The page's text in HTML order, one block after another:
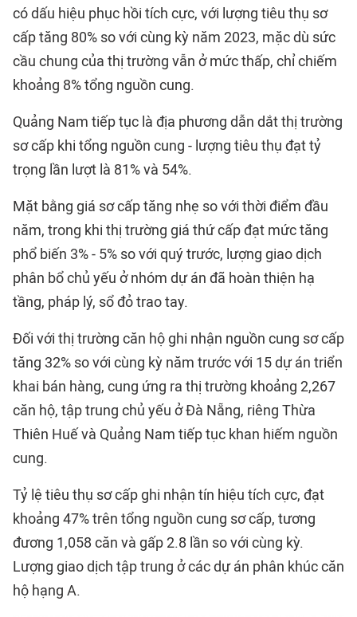
có dấu hiệu phục hồi tích cực, với lượng tiêu thụ sơ
cấp tăng 80% so với cùng kỳ năm 2023, mặc dù sức
cầu chung của thị trường vẫn ở mức thấp, chỉ chiếm
khoảng 8% tổng nguồn cung.
Quảng Nam tiếp tục là địa phương dẫn dắt thị trường
sơ cấp khi tổng nguồn cung - lượng tiêu thụ đạt tỷ
trọng lần lượt là 81% và 54%.
Mặt bằng giá sơ cấp tăng nhẹ so với thời điểm đầu
năm, trong khi thị trường giá thứ cấp đạt mức tăng
phổ biến 3% - 5% so với quý trước, lượng giao dịch
phân bổ chủ yếu ở nhóm dự án đã hoàn thiện hạ
tầng, pháp lý, sổ đỏ trao tay.
Đối với thị trường căn hộ ghi nhận nguồn cung sơ cấp
tăng 32% so với cùng kỳ năm trước với 15 dự án triển
khai bán hàng, cung ứng ra thị trường khoảng 2,267
căn hộ, tập trung chủ yếu ở Đà Nẵng, riêng Thừa
Thiên Huế và Quảng Nam tiếp tục khan hiếm nguồn
cung.
Tỷ lệ tiêu thụ sơ cấp ghi nhận tín hiệu tích cực, đạt
khoảng 47% trên tổng nguồn cung sơ cấp, tương
đương 1,058 căn và gấp 2.8 lần so với cùng kỳ.
Lượng giao dịch tập trung ở các dự án phân khúc căn
hộ hạng A.